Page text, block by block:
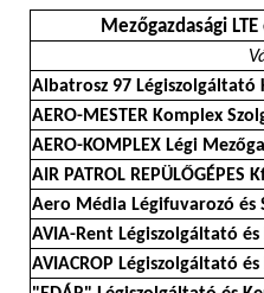
Mezőgazdasági
Albatrosz 97 Légiszolgáltató
AERO-MESTER Komplex
AERO-KOMPLEX Légi
AIR PATROL REPÜLŐGÉPES
Aero Média Légifuvarozó és
AVIA-Rent Légiszolgáltató
AVIACROP Légiszolgáltató